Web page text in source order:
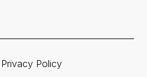
Privacy Policy